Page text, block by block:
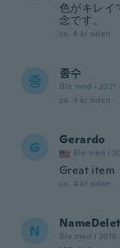
色がキレイ
念です。
ca. 4 år siden
종 종수
Ble med i 2021
ca. 4 år siden
G Gerardo
Ble med i
Great item
ca. 4 år siden
N Ble med i 2018